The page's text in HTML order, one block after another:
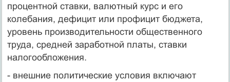
процентной ставки, валютный курс и его
колебания, дефицит или профицит бюджета,
уровень производительности общественного
труда, средней заработной платы, ставки
налогообложения.
- внешние политические условия включают